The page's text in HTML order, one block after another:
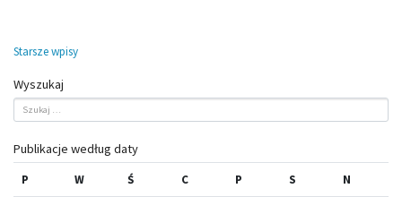
Nawigacja
po
wpisach
Starsze wpisy
Wyszukaj
Publikacje według daty
P W Ś C P S N